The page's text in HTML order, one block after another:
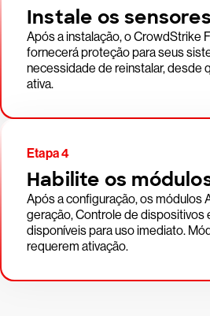
Instale os sensores
Após a instalação, o CrowdStrike
fornecerá proteção para seus
necessidade de reinstalar, desde
ativa.
Etapa 4
Habilite os
Após a configuração, os módulos
geração, Controle de dispositivos
disponíveis para uso imediato.
requerem ativação.